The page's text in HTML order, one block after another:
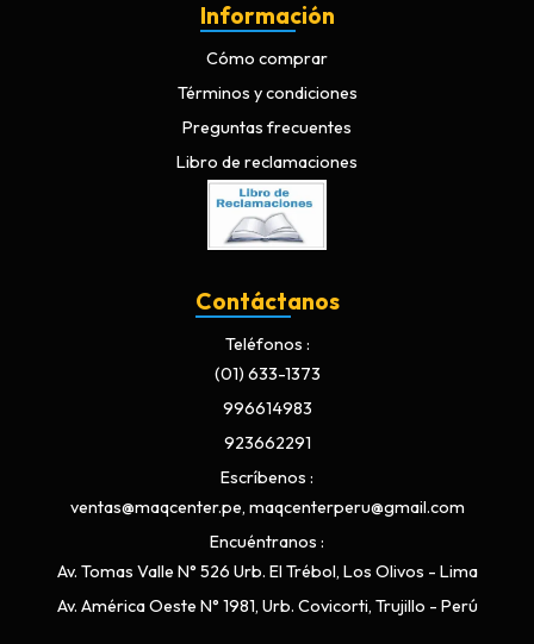
Información
Cómo comprar
Términos y condiciones
Preguntas frecuentes
Libro de reclamaciones
Contáctanos
Teléfonos
(01) 633-1373
996614983
923662291
Escríbenos
ventas@maqcenter.pe, maqcenterperu@gmail.com
Encuéntranos
Av. Tomas Valle N° 526 Urb. El Trébol, Los Olivos - Lima
Av. América Oeste N° 1981, Urb. Covicorti, Trujillo - Perú